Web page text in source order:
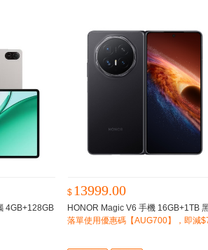
4GB+128GB
$ 13999.00
HONOR Magic V6 手機 16GB+1TB
落單使用優惠碼【AUG700】，即減